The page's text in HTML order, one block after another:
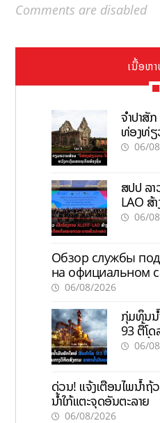
Comments are disabled
ເນື້ອຫ
ຈຳປາສັ
ທ່ອງທ່ຽ
ກະຕຸ້ນເ
06/
ສປປ ລາ
LAO ສ້
ພະຍາດລ
06/
Обзор службы
на официальном
актуальной
06/08/2026
ກຸ່ມທຶນນ້
93 ຕື້ໂດ
ລາຄານໍ້າ
06/
ດ່ວນ! ແຈ້ງເຕືອນໄພນໍ້າຖ້
ນໍ້າໃກ້ແຕະຈຸດອັນຕະລາຍ
06/08/2026